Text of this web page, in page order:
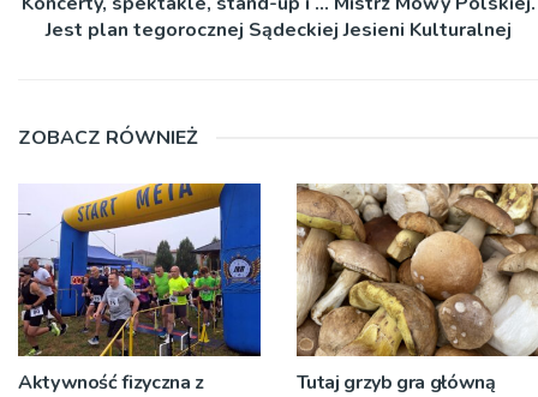
Jest plan tegorocznej Sądeckiej Jesieni Kulturalnej
ZOBACZ RÓWNIEŻ
Aktywność fizyczna z
Tutaj grzyb gra główną